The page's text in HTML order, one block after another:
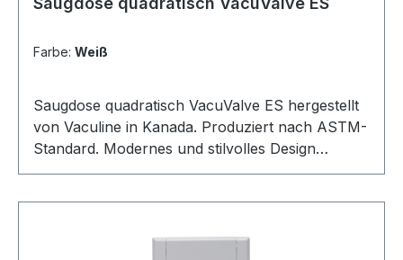
Farbe: Weiß
Saugdose quadratisch VacuValve ES hergestellt
von Vaculine in Kanada. Produziert nach ASTM-
Standard. Modernes und stilvolles Design
ausgeführt ähnlich wie ein Lichtschalter. Passt
Montagerahmen für Saugdose VacuValve ES.